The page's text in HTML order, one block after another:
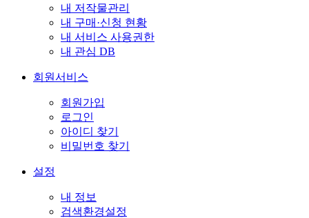
내 저작물관리
내 구매·신청 현황
내 서비스 사용권한
내 관심 DB
회원서비스
회원가입
로그인
아이디 찾기
비밀번호 찾기
설정
내 정보
검색환경설정